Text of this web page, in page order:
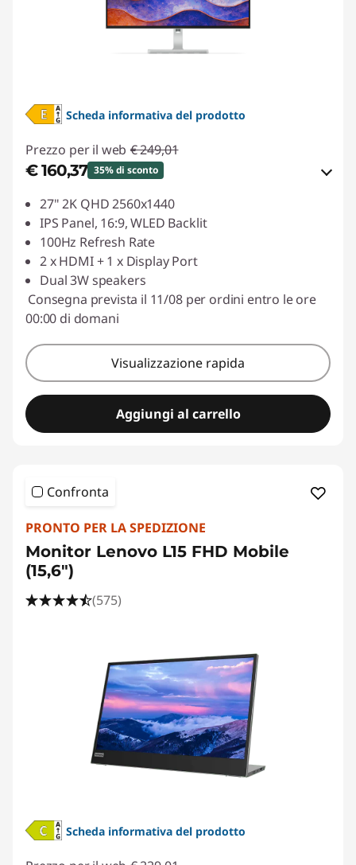
Scheda informativa del prodotto
Prezzo per il web € 249,01
€ 160,37 35% di sconto
Risparmi eCoupon :-€ 88,64
Usa il coupon : LUGLIO
27" 2K QHD 2560x1440
IPS Panel, 16:9, WLED Backlit
100Hz Refresh Rate
2 x HDMI + 1 x Display Port
Dual 3W speakers
Consegna prevista il 11/08 per ordini entro le ore
00:00 di domani
Visualizzazione rapida
Aggiungi al carrello
Confronta
PRONTO PER LA SPEDIZIONE
Monitor Lenovo L15 FHD Mobile
(15,6")
(575)
Scheda informativa del prodotto